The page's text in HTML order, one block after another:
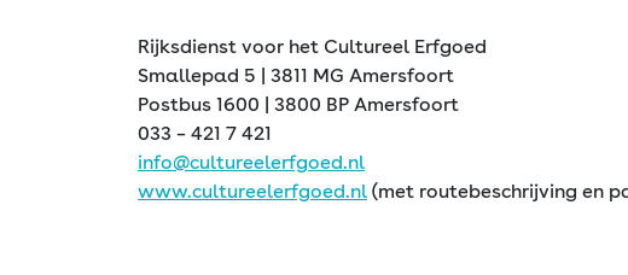
Rijksdienst voor het Cultureel Erfgoed
Smallepad 5 | 3811 MG Amersfoort
Postbus 1600 | 3800 BP Amersfoort
033 – 421 7 421
info@cultureelerfgoed.nl
www.cultureelerfgoed.nl (met routebeschrijving en